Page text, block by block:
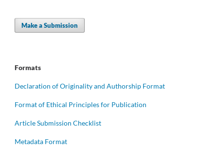
Make a Submission
Formats
Declaration of Originality and Authorship Format
Format of Ethical Principles for Publication
Article Submission Checklist
Metadata Format